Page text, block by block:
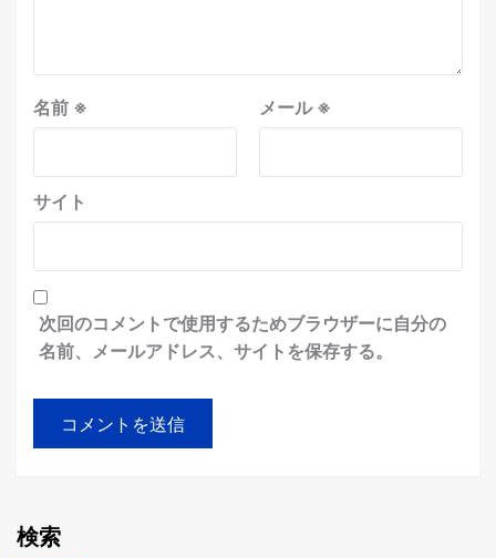
名前 ※ メール※
サイト
次回のコメントで使用するためブラウザーに自分の
名前、メールアドレス、サイトを保存する。
検索